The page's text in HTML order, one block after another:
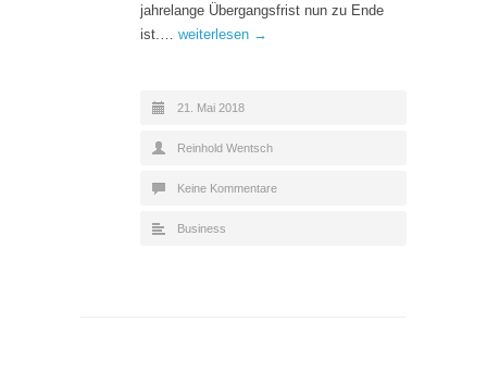
jahrelange Übergangsfrist nun zu Ende
ist.… weiterlesen →
21. Mai 2018
Reinhold Wentsch
Keine Kommentare
Business